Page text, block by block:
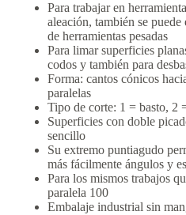
Para trabajar en
aleación, también se
de herramientas pesadas
Para limar superficies
codos y también para
Forma: cantos cónicos
paralelas
Tipo de corte: 1 = basto, 2
Superficies con doble
sencillo
Su extremo puntiagudo
más fácilmente ángulos y
Para los mismos trabajos
paralela 100
Embalaje industrial sin